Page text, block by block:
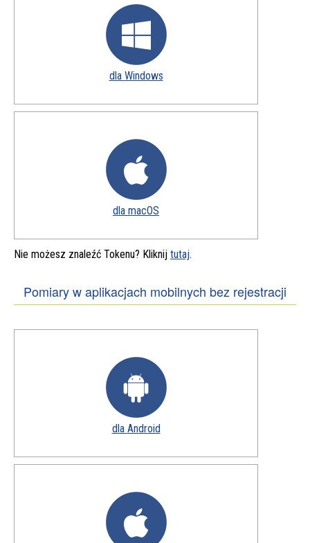
dla Windows
aplikację
dla macOS
aplikację
Nie możesz znaleźć Tokenu? Kliknij tutaj.
Pomiary w aplikacjach mobilnych bez rejestracji
dla Android
aplikację